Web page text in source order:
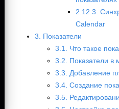
2.12.3.
Calendar
3. Показатели
3.1. Что такое
3.2. Показатели в
3.3. Добавление
3.4. Создание
3.5.